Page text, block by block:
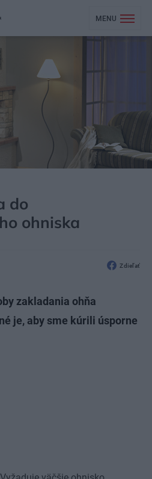
MENU
do
ohniska
Zdieľať
zakladania ohňa
je, aby sme kúrili úsporne